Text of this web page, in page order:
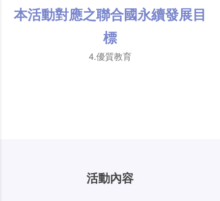
本活動對應之聯合國永續發展目
標
4.優質教育
活動內容